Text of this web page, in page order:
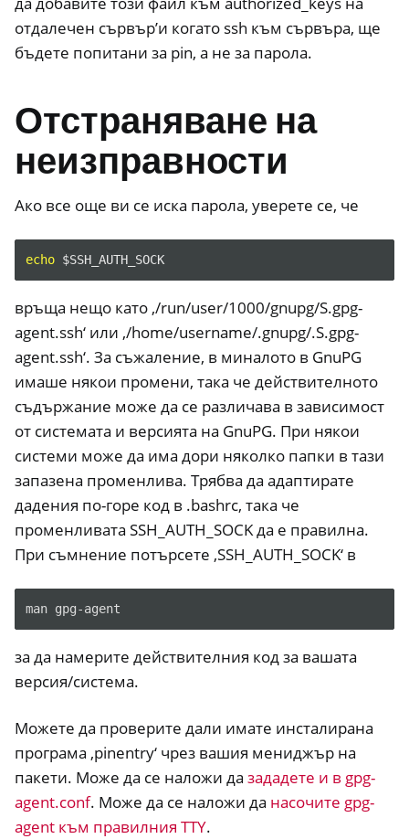
navigation of NitroPhone, NitroTablet
navigation of Често задавани въпроси за NextBox
navigation of NitroWall
navigation of NitroWall NW750
navigation of Често задавани въпроси за софтуера
отдалечен сървър’и когато ssh към сървъра, ще
бъдете попитани за pin, а не за парола.
Отстраняване на
неизправности
Ако все още ви се иска парола, уверете се, че
echo $SSH_AUTH_SOCK
връща нещо като ‚/run/user/1000/gnupg/S.gpg-
agent.ssh‘ или ‚/home/username/.gnupg/.S.gpg-
agent.ssh‘. За съжаление, в миналото в GnuPG
имаше някои промени, така че действителното
съдържание може да се различава в зависимост
от системата и версията на GnuPG. При някои
системи може да има дори няколко папки в тази
запазена променлива. Трябва да адаптирате
дадения по-горе код в .bashrc, така че
променливата SSH_AUTH_SOCK да е правилна.
При съмнение потърсете ‚SSH_AUTH_SOCK‘ в
man
за да намерите действителния код за вашата
версия/система.
Можете да проверите дали имате инсталирана
програма ‚pinentry‘ чрез вашия мениджър на
пакети. Може да се наложи да зададете и в gpg-
agent.conf. Може да се наложи да насочите gpg-
agent към правилния TTY.